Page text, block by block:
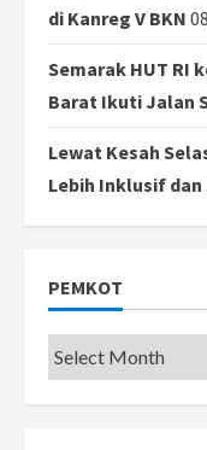
di Kanreg V BKN
Semarak HUT RI
Barat Ikuti Jalan
Lewat Kesah
Lebih Inklusif dan
PEMKOT
Pemkot